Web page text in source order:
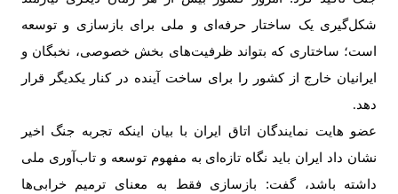
شکل‌گیری یک ساختار حرفه‌ای و ملی برای بازسازی و توسعه
است؛ ساختاری که بتواند ظرفیت‌های بخش خصوصی، نخبگان و
ایرانیان خارج از کشور را برای ساخت آینده در کنار یکدیگر قرار
دهد.
عضو هایت نمایندگان اتاق ایران با بیان اینکه تجربه جنگ اخیر
نشان داد ایران باید نگاه تازه‌ای به مفهوم توسعه و تاب‌آوری ملی
داشته باشد، گفت: بازسازی فقط به معنای ترمیم خرابی‌ها